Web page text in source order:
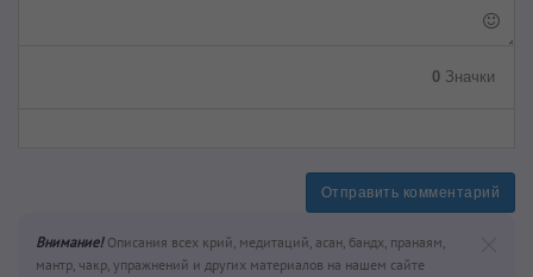
0 Значки
Отправить комментарий
Внимание!Описания всех крий, медитаций, асан, бандх, пранаям,
мантр, чакр, упражнений и других материалов на нашем сайте